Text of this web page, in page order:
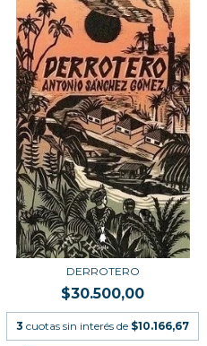
DERROTERO
$30.500,00
3 cuotas sin interés de $10.166,67